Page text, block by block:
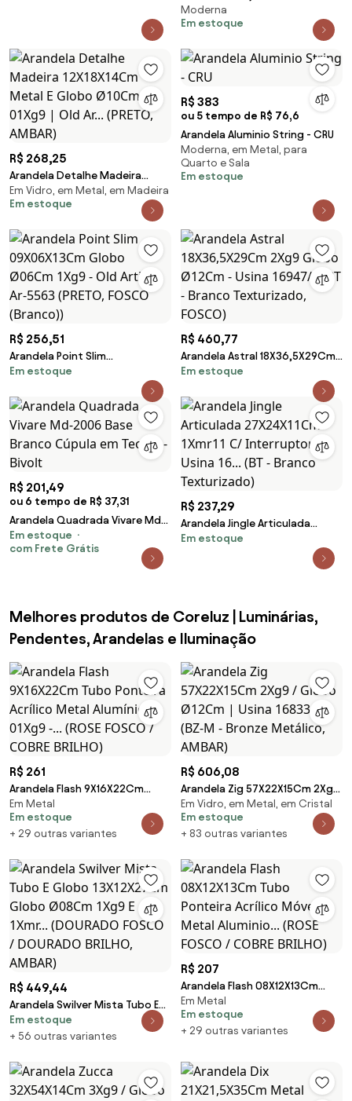
01Xg9 Globo 10Cm - Usina
90041/1 (BT - Branco
Texturizado, Branco (Fosco))
Moderna
Em estoque
R$ 268,25
Arandela Detalhe Madeira
12X18X14Cm Metal E Globo
Ø10Cm 01Xg9 | Old Ar... (PRETO,
Em Vidro, em Metal, em Madeira
Em estoque
R$ 383
ou 5 tempo de R$ 76,6
Arandela Aluminio String - CRU
Moderna, em Metal, para
Quarto e Sala
Em estoque
R$ 256,51
Arandela Point Slim
09X06X13Cm Globo Ø06Cm
1Xg9 - Old Artisan Ar-5563
(PRETO, FOSCO (Branco))
Em estoque
R$ 460,77
Arandela Astral 18X36,5X29Cm
2Xg9 Globo Ø12Cm - Usina
Texturizado, FOSCO)
Em estoque
R$ 201,49
ou 6 tempo de R$ 37,31
Arandela Quadrada Vivare Md-
2006 Base Branco Cúpula em
Tecido - Bivolt
Em estoque
com Frete Grátis
R$ 237,29
Arandela Jingle Articulada
27X24X11Cm 1Xmr11 C/
Interruptor - Usina 16... (BT -
Em estoque
Melhores produtos de Coreluz | Luminárias,
Pendentes, Arandelas e Iluminação
R$ 261
Arandela Flash 9X16X22Cm
Tubo Ponteira Acrílico Metal
Alumínio 01Xg9 -... (ROSE FOSCO
/ COBRE BRILHO)
Em Metal
Em estoque
+ 29 outras variantes
R$ 606,08
Arandela Zig 57X22X15Cm 2Xg9
/ Globo Ø12Cm | Usina 16833/2
(BZ-M - Bronze Metálico,
AMBAR)
Em Vidro, em Metal, em Cristal
Em estoque
+ 83 outras variantes
R$ 449,44
Arandela Swilver Mista Tubo E
Globo 13X12X27Cm Globo
Ø08Cm 1Xg9 E 1Xmr...
BRILHO, AMBAR)
Em estoque
+ 56 outras variantes
R$ 207
Arandela Flash 08X12X13Cm
Tubo Ponteira Acrílico Móvel
Metal Aluminio... (ROSE FOSCO /
COBRE BRILHO)
Em Metal
Em estoque
+ 29 outras variantes